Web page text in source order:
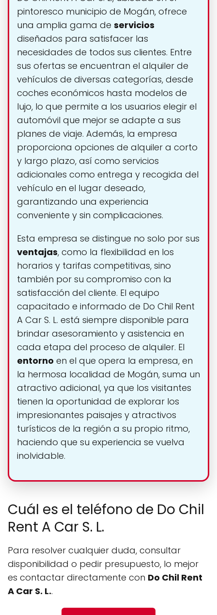
pintoresco municipio de Mogán, ofrece
una amplia gama de servicios
diseñados para satisfacer las
necesidades de todos sus clientes. Entre
sus ofertas se encuentran el alquiler de
vehículos de diversas categorías, desde
coches económicos hasta modelos de
lujo, lo que permite a los usuarios elegir el
automóvil que mejor se adapte a sus
planes de viaje. Además, la empresa
proporciona opciones de alquiler a corto
y largo plazo, así como servicios
adicionales como entrega y recogida del
vehículo en el lugar deseado,
garantizando una experiencia
conveniente y sin complicaciones.
Esta empresa se distingue no solo por sus
ventajas, como la flexibilidad en los
horarios y tarifas competitivas, sino
también por su compromiso con la
satisfacción del cliente. El equipo
capacitado e informado de Do Chil Rent
A Car S. L. está siempre disponible para
brindar asesoramiento y asistencia en
cada etapa del proceso de alquiler. El
entorno en el que opera la empresa, en
la hermosa localidad de Mogán, suma un
atractivo adicional, ya que los visitantes
tienen la oportunidad de explorar los
impresionantes paisajes y atractivos
turísticos de la región a su propio ritmo,
haciendo que su experiencia se vuelva
inolvidable.
Cuál es el teléfono de Do Chil
Rent A Car S. L.
Para resolver cualquier duda, consultar
disponibilidad o pedir presupuesto, lo mejor
es contactar directamente con Do Chil Rent
A Car S. L..